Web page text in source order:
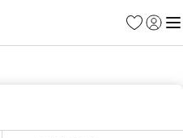
收藏夾
登入 選